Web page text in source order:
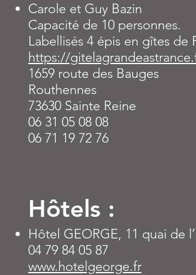
Carole et Guy Bazin
Capacité de 10 personnes.
Labellisés 4 épis en gîtes de
https://
1659 route des Bauges
Routhennes
73630 Sainte Reine
06 31 05 08 08
06 71 19 72 76
Hôtels :
Hôtel GEORGE, 11 quai de
04 79 84 05 87
www.hotelgeorge.fr